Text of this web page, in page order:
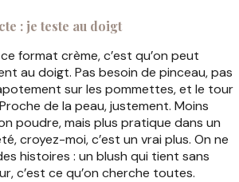
: je teste au doigt
format crème, c’est qu’on peut
au doigt. Pas besoin de pinceau, pas
sur les pommettes, et le tour
de la peau, justement. Moins
poudre, mais plus pratique dans un
croyez-moi, c’est un vrai plus. On ne
histoires : un blush qui tient sans
c’est ce qu’on cherche toutes.